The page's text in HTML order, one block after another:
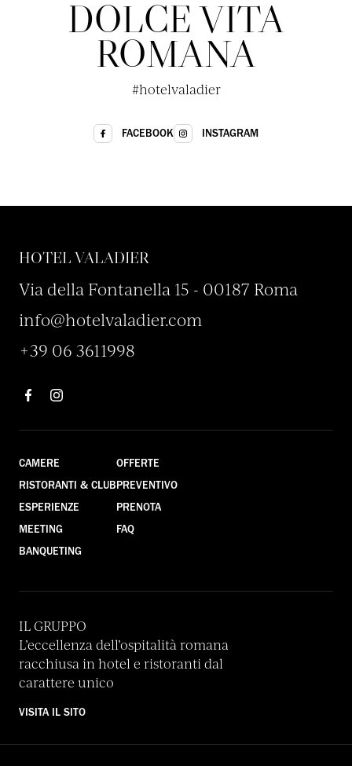
DOLCE VITA
ROMANA
#hotelvaladier
FACEBOOK INSTAGRAM
HOTEL VALADIER
Via della Fontanella 15 - 00187 Roma
info@hotelvaladier.com
+39 06 3611998
CAMERE
RISTORANTI & CLUB
ESPERIENZE
MEETING
BANQUETING
OFFERTE
PREVENTIVO
PRENOTA
FAQ
IL GRUPPO
L’eccellenza dell’ospitalità romana
racchiusa in hotel e ristoranti dal
carattere unico
VISITA IL SITO